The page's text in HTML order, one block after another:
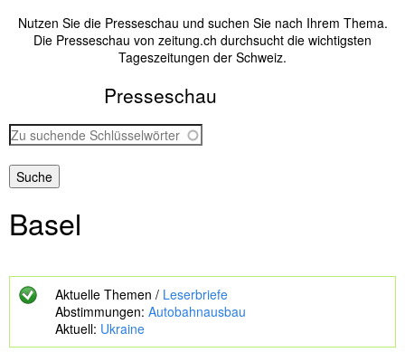
Nutzen Sie die Presseschau und suchen Sie nach Ihrem Thema.
Die Presseschau von zeitung.ch durchsucht die wichtigsten
Tageszeitungen der Schweiz.
Presseschau
Z
u
s
u
h
e
Basel
Aktuelle Themen / Leserbriefe
Abstimmungen: Autobahnausbau
Aktuell: Ukraine